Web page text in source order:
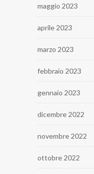
maggio 2023
aprile 2023
marzo 2023
febbraio 2023
gennaio 2023
dicembre 2022
novembre 2022
ottobre 2022